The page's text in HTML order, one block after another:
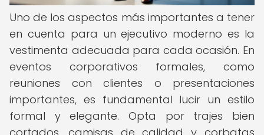
Uno de los aspectos más importantes a tener
en cuenta para un ejecutivo moderno es la
vestimenta adecuada para cada ocasión. En
eventos corporativos formales, como
reuniones con clientes o presentaciones
importantes, es fundamental lucir un estilo
formal y elegante. Opta por trajes bien